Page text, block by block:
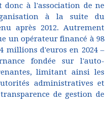
donc à l'association de ne
à la suite du
après 2012. Autrement
un opérateur financé à 98
millions d'euros en 2024 –
fondée sur l'auto-
limitant ainsi les
administratives et
de gestion de